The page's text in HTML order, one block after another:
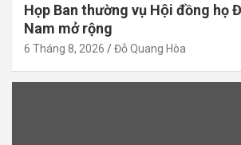
Họp Ban thường vụ Hội đồng họ
Nam mở rộng
6 Tháng 8, 2026 Đỗ Quang Hòa